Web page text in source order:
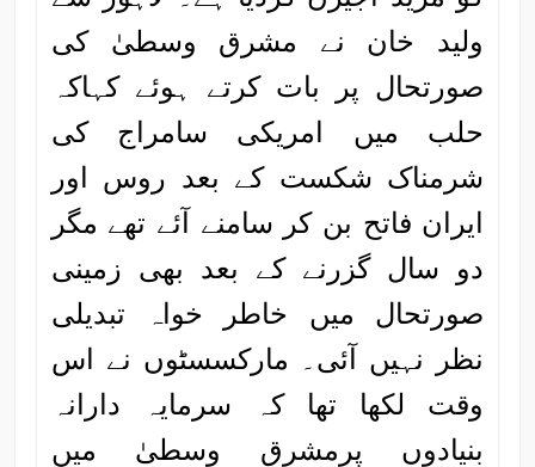
ولید خان نے مشرق وسطیٰ کی
صورتحال پر بات کرتے ہوئے کہاکہ
حلب میں امریکی سامراج کی
شرمناک شکست کے بعد روس اور
ایران فاتح بن کر سامنے آئے تھے مگر
دو سال گزرنے کے بعد بھی زمینی
صورتحال میں خاطر خواہ تبدیلی
نظر نہیں آئی۔ مارکسسٹوں نے اس
وقت لکھا تھا کہ سرمایہ دارانہ
بنیادوں پرمشرق وسطیٰ میں